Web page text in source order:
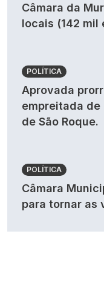
Câmara da
locais (142 mil
POLÍTICA
Aprovada
empreitada de
de São Roque.
POLÍTICA
Câmara
para tornar as